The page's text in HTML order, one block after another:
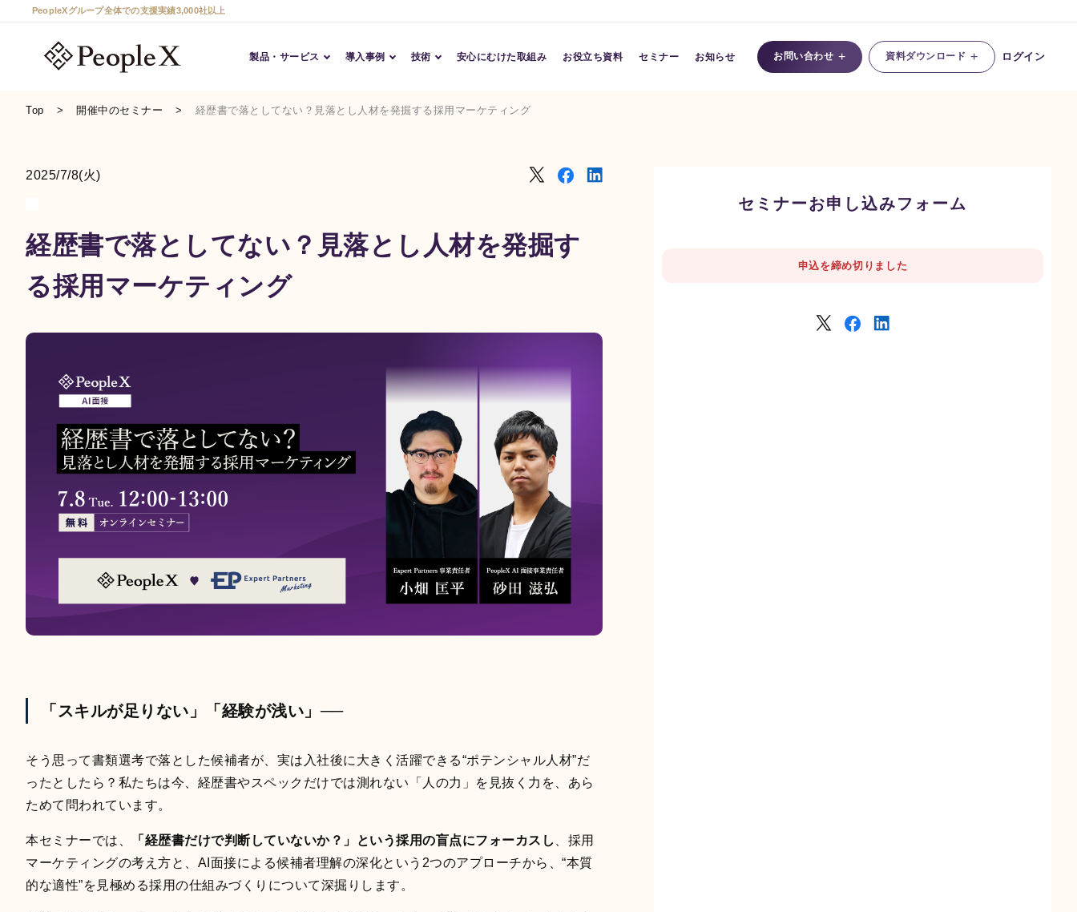
PeopleXグループ全体での支援実績3,000社以上
製品・サービス 導入事例
導入事例
技術
Conversation AI
安心にむけた取組み お役立ち資料 セミナー お知らせ お問い合わせ + 資料ダウンロード + ログイン
Top 開催中のセミナー 経歴書で落としてない？見落とし人材を発掘する採用マーケティング
2025/7/8(火)
経歴書で落としてない？見落とし人材を発掘す
る採用マーケティング
「スキルが足りない」「経験が浅い」──
そう思って書類選考で落とした候補者が、実は入社後に大きく活躍できる“ポテンシャル人材”だ
ったとしたら？私たちは今、経歴書やスペックだけでは測れない「人の力」を見抜く力を、あら
ためて問われています。
本セミナーでは、 「経歴書だけで判断していないか？」という採用の盲点にフォーカスし
、採用
マーケティングの考え方と、AI面接による候補者理解の深化という2つのアプローチから、“本質
的な適性”を見極める採用の仕組みづくりについて深掘りします。
セミナーお申し込みフォーム
申込を締め切りました